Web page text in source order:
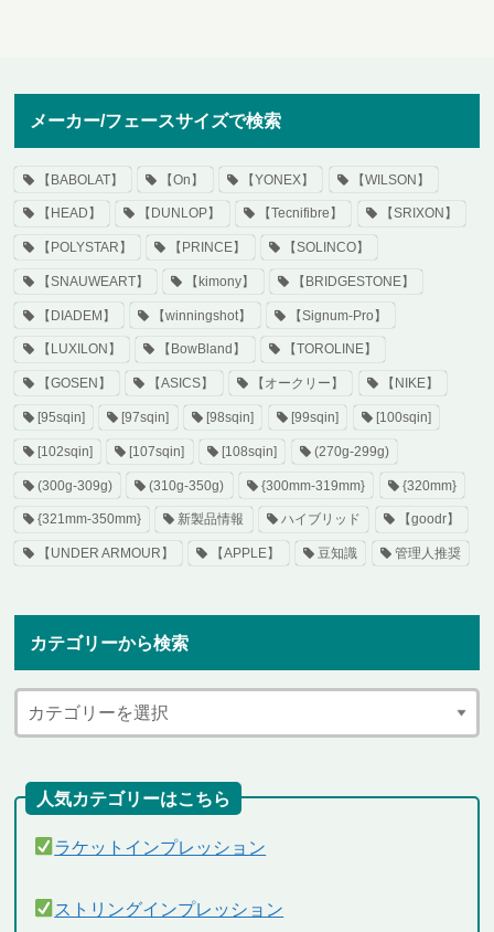
メーカー/フェースサイズで検索
【BABOLAT】 【On】 【YONEX】 【WILSON】
【HEAD】 【DUNLOP】 【Tecnifibre】 【SRIXON】
【POLYSTAR】 【PRINCE】 【SOLINCO】
【SNAUWEART】 【kimony】 【BRIDGESTONE】
【DIADEM】 【winningshot】 【Signum-Pro】
【LUXILON】 【BowBland】 【TOROLINE】
【GOSEN】 【ASICS】 【オークリー】 【NIKE】
[95sqin] [97sqin] [98sqin] [99sqin] [100sqin]
[102sqin] [107sqin] [108sqin] (270g-299g)
(300g-309g) (310g-350g) {300mm-319mm} {320mm}
{321mm-350mm} 新製品情報 ハイブリッド 【goodr】
【UNDER ARMOUR】 【APPLE】 豆知識 管理人推奨
カテゴリーから検索
人気カテゴリーはこちら
ラケットインプレッション
ストリングインプレッション